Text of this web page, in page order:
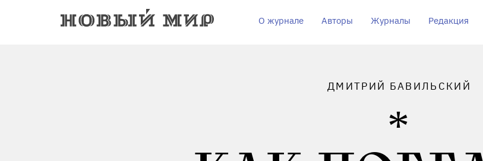
О журнале Авторы Журналы Редакция
ДМИТРИЙ БАВИЛЬСКИЙ